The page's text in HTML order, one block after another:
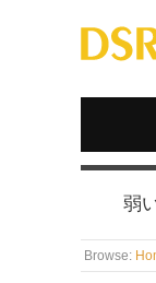
弱
Browse: